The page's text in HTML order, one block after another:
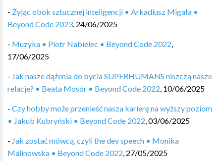
- Żyjąc obok sztucznej inteligencji • Arkadiusz Migała •
Beyond Code 2023, 24/06/2025
- Muzyka • Piotr Nabielec • Beyond Code 2022,
17/06/2025
- Jak nasze dążenia do bycia SUPERHUMANS niszczą nasze
relacje? • Beata Mosór • Beyond Code 2022, 10/06/2025
- Czy hobby może przenieść nasza karierę na wyższy poziom
• Jakub Kubryński • Beyond Code 2022,03/06/2025
- Jak zostać mówcą, czyli the dev speech • Monika
Malinowska • Beyond Code 2022, 27/05/2025